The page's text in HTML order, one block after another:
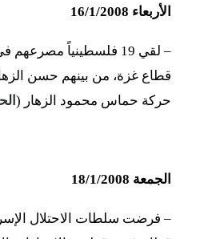
الأربعاء 16/1/2008
– لقي 19 فلسطينياً
قطاع غزة، من بينهم حسن
حركة حماس محمود الزهار (
الجمعة 18/1/2008
– فرضت سلطات الاحتلال